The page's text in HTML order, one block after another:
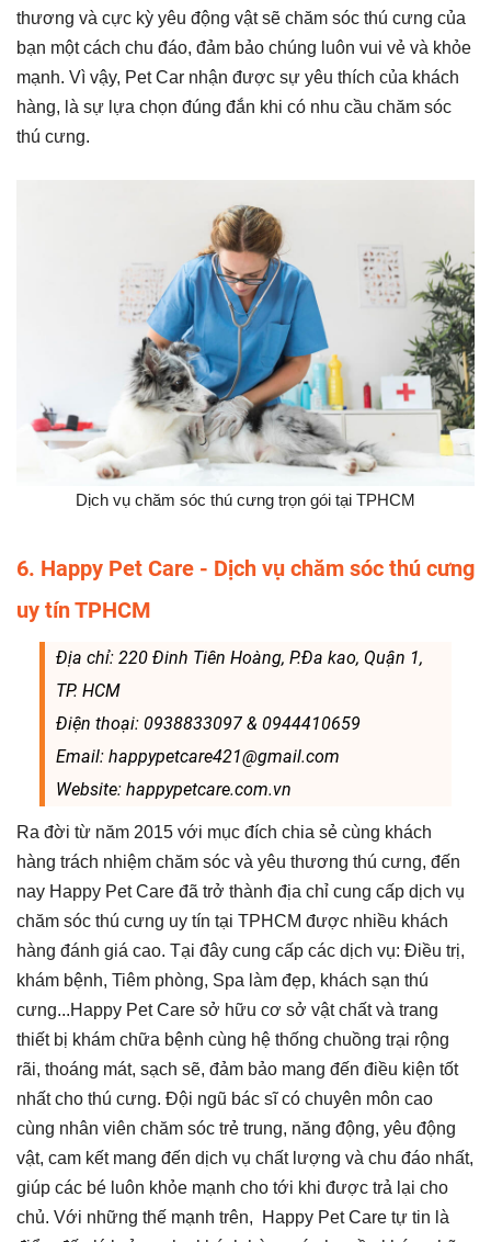
thương và cực kỳ yêu động vật sẽ chăm sóc thú cưng của
bạn một cách chu đáo, đảm bảo chúng luôn vui vẻ và khỏe
mạnh. Vì vậy, Pet Car nhận được sự yêu thích của khách
hàng, là sự lựa chọn đúng đắn khi có nhu cầu chăm sóc
thú cưng.
Dịch vụ chăm sóc thú cưng trọn gói tại TPHCM
6. Happy Pet Care - Dịch vụ chăm sóc thú cưng
uy tín TPHCM
Địa chỉ: 220 Đinh Tiên Hoàng, P.Đa kao, Quận 1,
TP. HCM
Điện thoại: 0938833097 & 0944410659
Email: happypetcare421@gmail.com
Website: happypetcare.com.vn
Ra đời từ năm 2015 với mục đích chia sẻ cùng khách
hàng trách nhiệm chăm sóc và yêu thương thú cưng, đến
nay Happy Pet Care đã trở thành địa chỉ cung cấp dịch vụ
chăm sóc thú cưng uy tín tại TPHCM được nhiều khách
hàng đánh giá cao. Tại đây cung cấp các dịch vụ: Điều trị,
khám bệnh, Tiêm phòng, Spa làm đẹp, khách sạn thú
cưng...Happy Pet Care sở hữu cơ sở vật chất và trang
thiết bị khám chữa bệnh cùng hệ thống chuồng trại rộng
rãi, thoáng mát, sạch sẽ, đảm bảo mang đến điều kiện tốt
nhất cho thú cưng. Đội ngũ bác sĩ có chuyên môn cao
cùng nhân viên chăm sóc trẻ trung, năng động, yêu động
vật, cam kết mang đến dịch vụ chất lượng và chu đáo nhất,
giúp các bé luôn khỏe mạnh cho tới khi được trả lại cho
chủ. Với những thế mạnh trên, Happy Pet Care tự tin là